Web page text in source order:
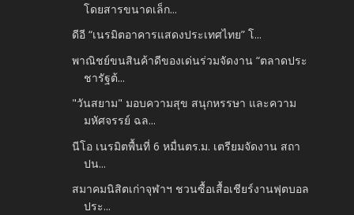
โดยสารขนาดเล็ก...
ดีอี “เนรมิตอาคารแสดงประเทศไทย” โ...
พาณิชย์ขนสินค้าดีของเด่นร่วมจัดงาน “ตลาดประ
ชารัฐต้...
"วันสยาม" มอบความสุข สนุกหรรษา และความ
มหัศจรรย์ ฉล...
นีโอ เนรมิตพื้นที่ 6 หมื่นตร.ม. เตรียมจัดงาน สถา
ปน...
สมาคมนิสิตเก่าจุฬาฯ ชวนซื้อเสื้อเชียร์งานฟุตบอล
ประ...